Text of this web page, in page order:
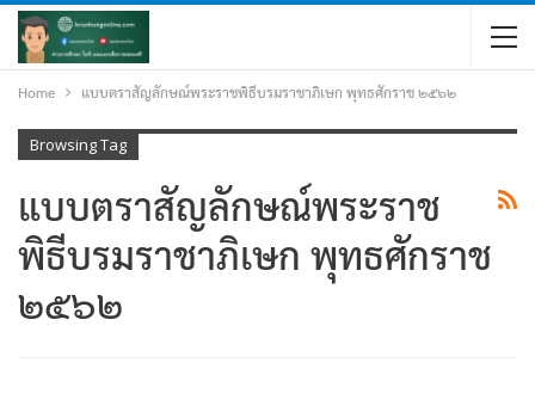
Home แบบตราสัญลักษณ์พระราชพิธีบรมราชาภิเษก พุทธศักราช ๒๕๖๒
Browsing Tag
แบบตราสัญลักษณ์พระราช
พิธีบรมราชาภิเษก พุทธศักราช
๒๕๖๒